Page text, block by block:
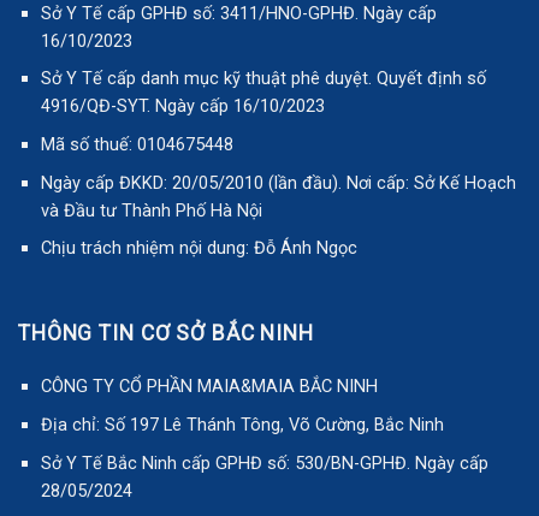
Sở Y Tế cấp GPHĐ số: 3411/HNO-GPHĐ. Ngày cấp
16/10/2023
Sở Y Tế cấp danh mục kỹ thuật phê duyệt. Quyết định số
4916/QĐ-SYT. Ngày cấp 16/10/2023
Mã số thuế: 0104675448
Ngày cấp ĐKKD: 20/05/2010 (lần đầu). Nơi cấp: Sở Kế Hoạch
và Đầu tư Thành Phố Hà Nội
Chịu trách nhiệm nội dung: Đỗ Ánh Ngọc
THÔNG TIN CƠ SỞ BẮC NINH
CÔNG TY CỔ PHẦN MAIA&MAIA BẮC NINH
Địa chỉ: Số 197 Lê Thánh Tông, Võ Cường, Bắc Ninh
Sở Y Tế Bắc Ninh cấp GPHĐ số: 530/BN-GPHĐ. Ngày cấp
28/05/2024